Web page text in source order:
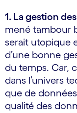
1. La gestion
mené tambour
serait utopique
d’une bonne
du temps. Car,
dans l’univers
que de données
qualité des